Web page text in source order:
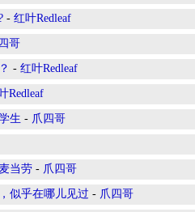
- 红叶Redleaf
哥
- 红叶Redleaf
Redleaf
生 - 爪四哥
当劳 - 爪四哥
似乎在哪儿见过 - 爪四哥